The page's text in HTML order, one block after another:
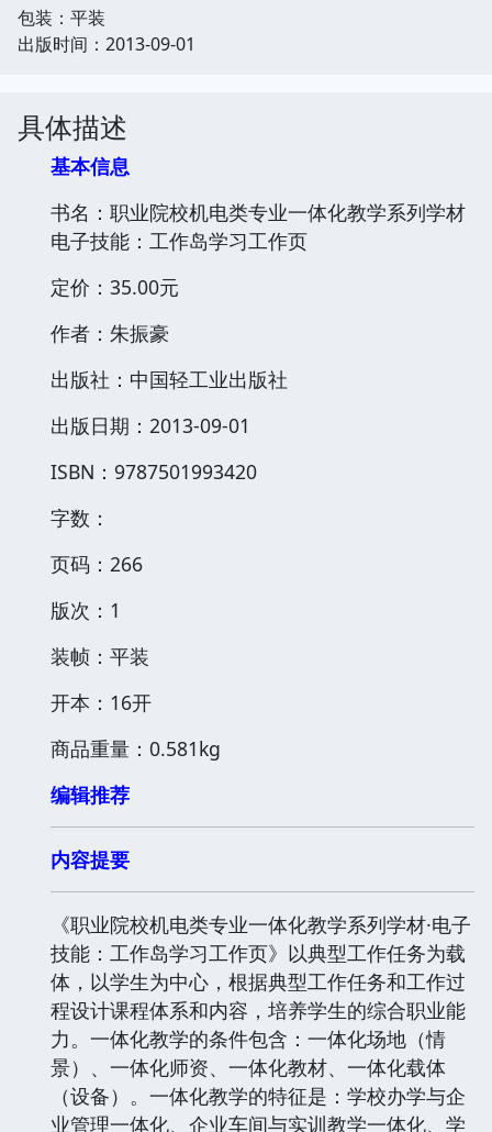
包装：平装
出版时间：2013-09-01
具体描述
基本信息
书名：职业院校机电类专业一体化教学系列学材
电子技能：工作岛学习工作页
定价：35.00元
作者：朱振豪
出版社：中国轻工业出版社
出版日期：2013-09-01
ISBN：9787501993420
字数：
页码：266
版次：1
装帧：平装
开本：16开
商品重量：0.581kg
编辑推荐
内容提要
《职业院校机电类专业一体化教学系列学材·电子
技能：工作岛学习工作页》以典型工作任务为载
体，以学生为中心，根据典型工作任务和工作过
程设计课程体系和内容，培养学生的综合职业能
力。一体化教学的条件包含：一体化场地（情
景）、一体化师资、一体化教材、一体化载体
（设备）。一体化教学的特征是：学校办学与企
业管理一体化、企业车间与实训教学一体化、学